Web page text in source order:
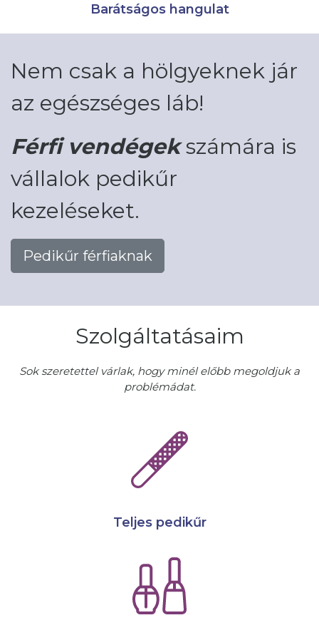
Barátságos hangulat
Nem csak a hölgyeknek jár
az egészséges láb!
Férfi vendégekszámára is
vállalok pedikűr
kezeléseket.
Pedikűr férfiaknak
Szolgáltatásaim
Sok szeretettel várlak, hogy minél előbb megoldjuk a
problémádat.
Teljes pedikűr